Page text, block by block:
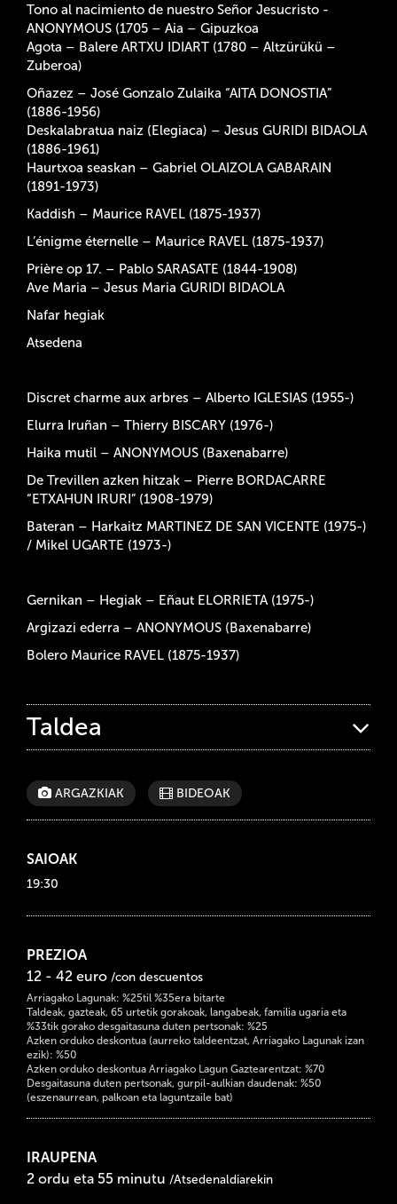
Tono al nacimiento de nuestro Señor Jesucristo -
ANONYMOUS (1705 – Aia – Gipuzkoa
Agota – Balere ARTXU IDIART (1780 – Altzürükü –
Zuberoa)
Oñazez – José Gonzalo Zulaika “AITA DONOSTIA”
(1886-1956)
Deskalabratua naiz (Elegiaca) – Jesus GURIDI BIDAOLA
(1886-1961)
Haurtxoa seaskan – Gabriel OLAIZOLA GABARAIN
(1891-1973)
Kaddish – Maurice RAVEL (1875-1937)
L’énigme éternelle – Maurice RAVEL (1875-1937)
Prière op 17. – Pablo SARASATE (1844-1908)
Ave Maria – Jesus Maria GURIDI BIDAOLA
Nafar hegiak
Atsedena
Discret charme aux arbres – Alberto IGLESIAS (1955-)
Elurra Iruñan – Thierry BISCARY (1976-)
Haika mutil – ANONYMOUS (Baxenabarre)
De Trevillen azken hitzak – Pierre BORDACARRE
“ETXAHUN IRURI” (1908-1979)
Bateran – Harkaitz MARTINEZ DE SAN VICENTE (1975-)
/ Mikel UGARTE (1973-)
Gernikan – Hegiak – Eñaut ELORRIETA (1975-)
Argizazi ederra – ANONYMOUS (Baxenabarre)
Bolero Maurice RAVEL (1875-1937)
Taldea
ARGAZKIAK BIDEOAK
SAIOAK
19:30
PREZIOA
12 - 42 euro /con descuentos
Arriagako Lagunak: %25til %35era bitarte
Taldeak, gazteak, 65 urtetik gorakoak, langabeak, familia ugaria eta
%33tik gorako desgaitasuna duten pertsonak: %25
Azken orduko deskontua (aurreko taldeentzat, Arriagako Lagunak izan
ezik): %50
Azken orduko deskontua Arriagako Lagun Gaztearentzat: %70
Desgaitasuna duten pertsonak, gurpil-aulkian daudenak: %50
(eszenaurrean, palkoan eta laguntzaile bat)
IRAUPENA
2 ordu eta 55 minutu /Atsedenaldiarekin